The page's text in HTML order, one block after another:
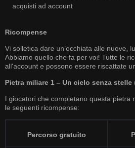
acquisti ad account
Ricompense
Vi solletica dare un’occhiata alle nuove,
Abbiamo quello che fa per voi! Tutte le
all'account e possono essere riscattate
Pietra miliare 1 – Un cielo senza stelle
I giocatori che completano questa pietra
le seguenti ricompense:
Percorso gratuito